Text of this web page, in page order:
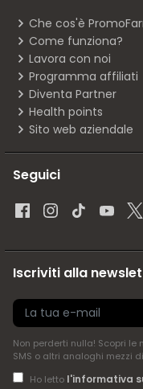
Che cos'è
Come funziona?
Lavora con noi
Programma affiliati
Diventa Partner
Health points
Sito web aziendale
Seguici
Iscriviti alla
Non perderti nulla! Scopri
SMS o altri analoghi mezzi
Ho letto l'informativa